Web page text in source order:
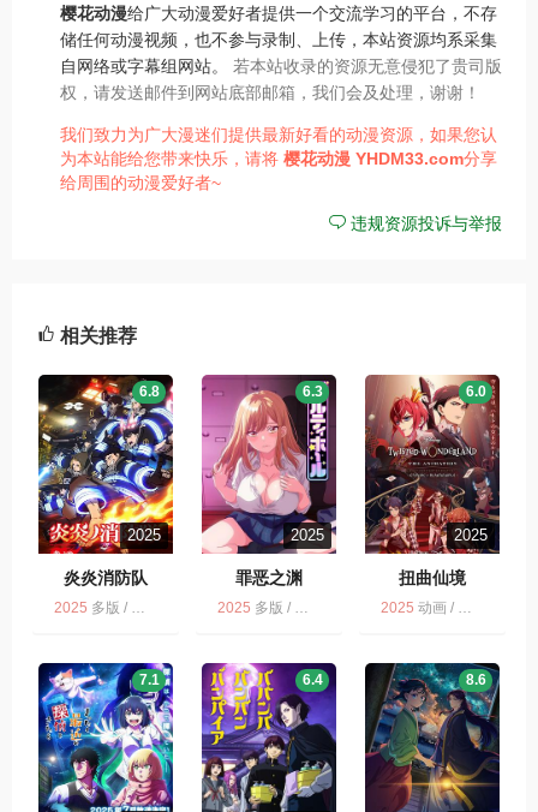
樱花动漫给广大动漫爱好者提供一个交流学习的平台，不存
储任何动漫视频，也不参与录制、上传，本站资源均系采集
自网络或字幕组网站。 若本站收录的资源无意侵犯了贵司版
权，请发送邮件到网站底部邮箱，我们会及处理，谢谢！
我们致力为广大漫迷们提供最新好看的动漫资源，如果您认
为本站能给您带来快乐，请将 樱花动漫 YHDM33.com分享
给周围的动漫爱好者~
违规资源投诉与举报
相关推荐
2025
炎炎消防队
6.8
2025 多版 / 动画 / 灾难 / 奇幻
2025
罪恶之渊
6.3
2025 多版 / 日语无字 / 动画
2025
扭曲仙境
6.0
2025 动画 / 扭曲仙境 / 多版
7.1 6.4 8.6